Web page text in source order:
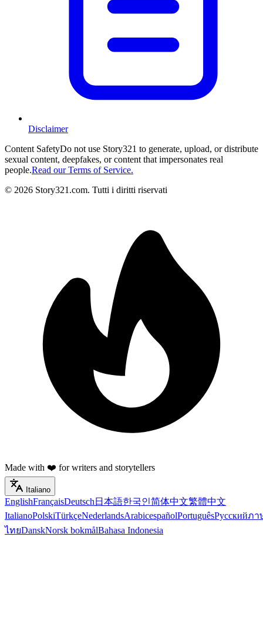
Disclaimer
Content SafetyDo not use Story321 to generate, upload, or distribute
sexual content, deepfakes, or content that impersonates real
people.Read our Terms of Service.
© 2026 Story321.com. Tutti i diritti riservati
Made with ❤️ for writers and storytellers
Italiano
EnglishFrançaisDeutsch 日本語한국인简体中文繁體中文
ItalianoPolskiTürkçeNederlandsArabicespañolPortuguêsРусскийภา
ไทยDanskNorsk bokmålBahasa Indonesia